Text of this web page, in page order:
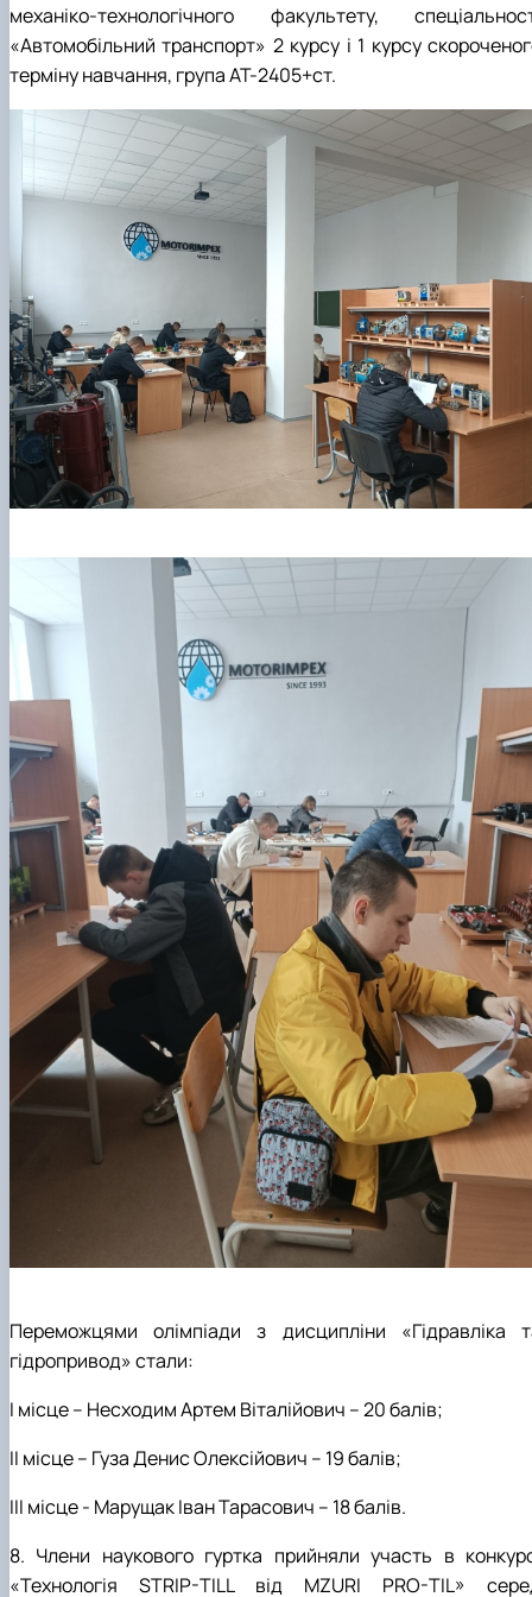
механіко-технологічного факультету,
«Автомобільний транспорт» 2 курсу і 1 курсу
терміну навчання, група АТ-2405+ст.
Переможцями олімпіади з дисципліни «Гідравліка
гідропривод» стали:
І місце – Несходим Артем Віталійович – 20 балів;
ІІ місце – Гуза Денис Олексійович – 19 балів;
ІІІ місце - Марущак Іван Тарасович – 18 балів.
8. Члени наукового гуртка прийняли участь в
«Технологія STRIP-TILLвід MZURI PRO-TIL»